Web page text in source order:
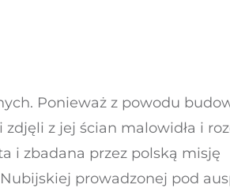
Ponieważ z powodu
z jej ścian malowidła i
i zbadana przez polską misję
prowadzonej pod